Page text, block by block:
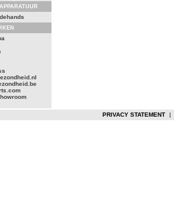
PRIVACY STATEMENT |